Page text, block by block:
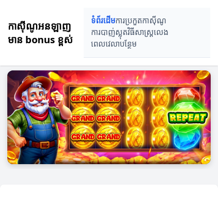
កាស៊ីណូអនឡាញ
មាន bonus ខ្ពស់
ទំព័រដើមការប្រកួតកាស៊ីណូ
ការបាញ់ស្លុតវិធីសាស្ត្រលេង
ពេលវេលាបន្ថែម